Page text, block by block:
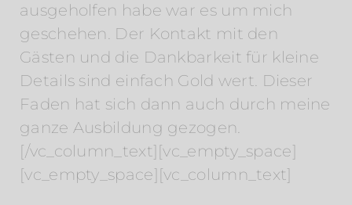
ausgeholfen habe war es um mich
geschehen. Der Kontakt mit den
Gästen und die Dankbarkeit für kleine
Details sind einfach Gold wert. Dieser
Faden hat sich dann auch durch meine
ganze Ausbildung gezogen.
[/vc_column_text][vc_empty_space]
[vc_empty_space][vc_column_text]